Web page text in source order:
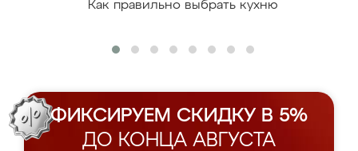
Как правильно выбрать кухню
ФИКСИРУЕМ СКИДКУ В 5%
ДО КОНЦА АВГУСТА